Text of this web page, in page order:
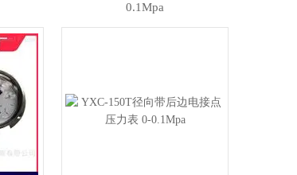
0.1Mpa